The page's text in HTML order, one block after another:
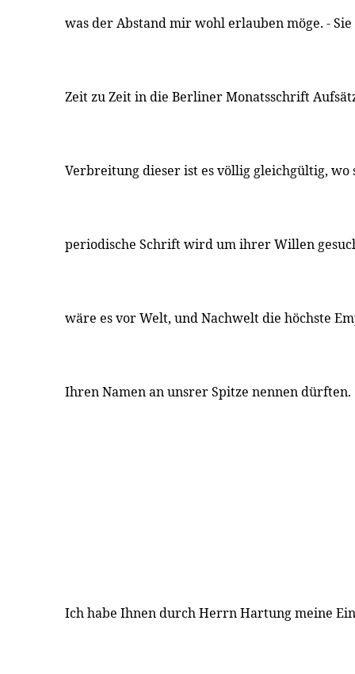
was der Abstand mir wohl erlauben möge. -
Zeit zu Zeit in die Berliner Monatsschrift
Verbreitung dieser ist es völlig gleichgültig, wo
periodische Schrift wird um ihrer Willen
wäre es vor Welt, und Nachwelt die höchste
Ihren Namen an unsrer Spitze nennen dürften.
Ich habe Ihnen durch Herrn Hartung meine